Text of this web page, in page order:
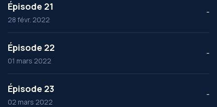
Épisode 21
28 févr. 2022
--
Épisode 22
01 mars 2022
--
Épisode 23
02 mars 2022
--